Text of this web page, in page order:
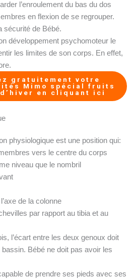
l’enroulement du bas du dos
en flexion de se regrouper.
sécurité de Bébé.
développement psychomoteur le
les limites de son corps. En effet,
gratuitement votre
Mimo spécial fruits
en cliquant ici
physiologique est une position qui:
vers le centre du corps
niveau que le nombril
de la colonne
par rapport au tibia et au
l’écart entre les deux genoux doit
Bébé ne doit pas avoir les
de prendre ses pieds avec ses